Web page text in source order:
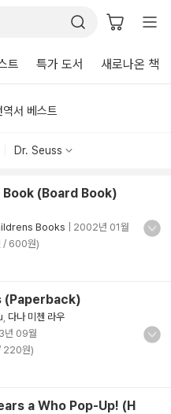
트 특가 도서 새로나온 책
역서 베스트
Dr. Seuss
(Board Book)
Books
2002년 01월
/ 600원)
(Paperback)
다나 미첸 라우
년 09월
220원)
a Who Pop-Up! (H